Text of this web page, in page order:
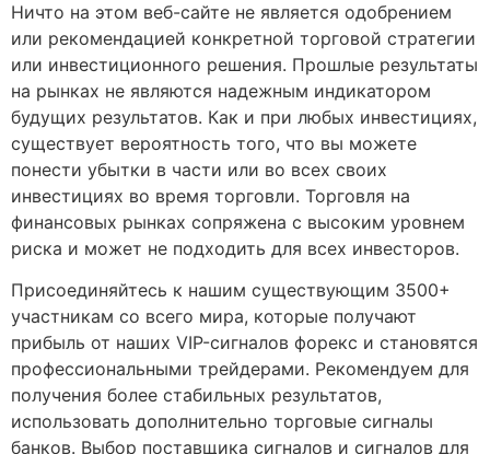
Ничто на этом веб-сайте не является одобрением
или рекомендацией конкретной торговой стратегии
или инвестиционного решения. Прошлые результаты
на рынках не являются надежным индикатором
будущих результатов. Как и при любых инвестициях,
существует вероятность того, что вы можете
понести убытки в части или во всех своих
инвестициях во время торговли. Торговля на
финансовых рынках сопряжена с высоким уровнем
риска и может не подходить для всех инвесторов.
Присоединяйтесь к нашим существующим 3500+
участникам со всего мира, которые получают
прибыль от наших VIP-сигналов форекс и становятся
профессиональными трейдерами. Рекомендуем для
получения более стабильных результатов,
использовать дополнительно торговые сигналы
банков. Выбор поставщика сигналов и сигналов для